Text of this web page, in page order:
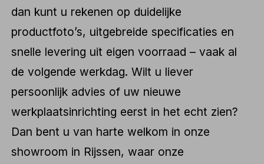
dan kunt u rekenen op duidelijke
productfoto’s, uitgebreide specificaties en
snelle levering uit eigen voorraad – vaak al
de volgende werkdag. Wilt u liever
persoonlijk advies of uw nieuwe
werkplaatsinrichting eerst in het echt zien?
Dan bent u van harte welkom in onze
showroom in Rijssen, waar onze